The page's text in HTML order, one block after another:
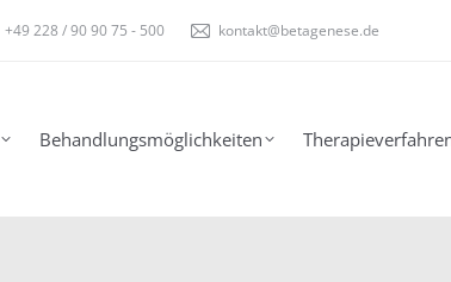
+49 228 / 90 90 75 - 500 kontakt@betagenese.de
Behandlungsmöglichkeiten
Behandlungsmöglichkeiten Therapieverfahren